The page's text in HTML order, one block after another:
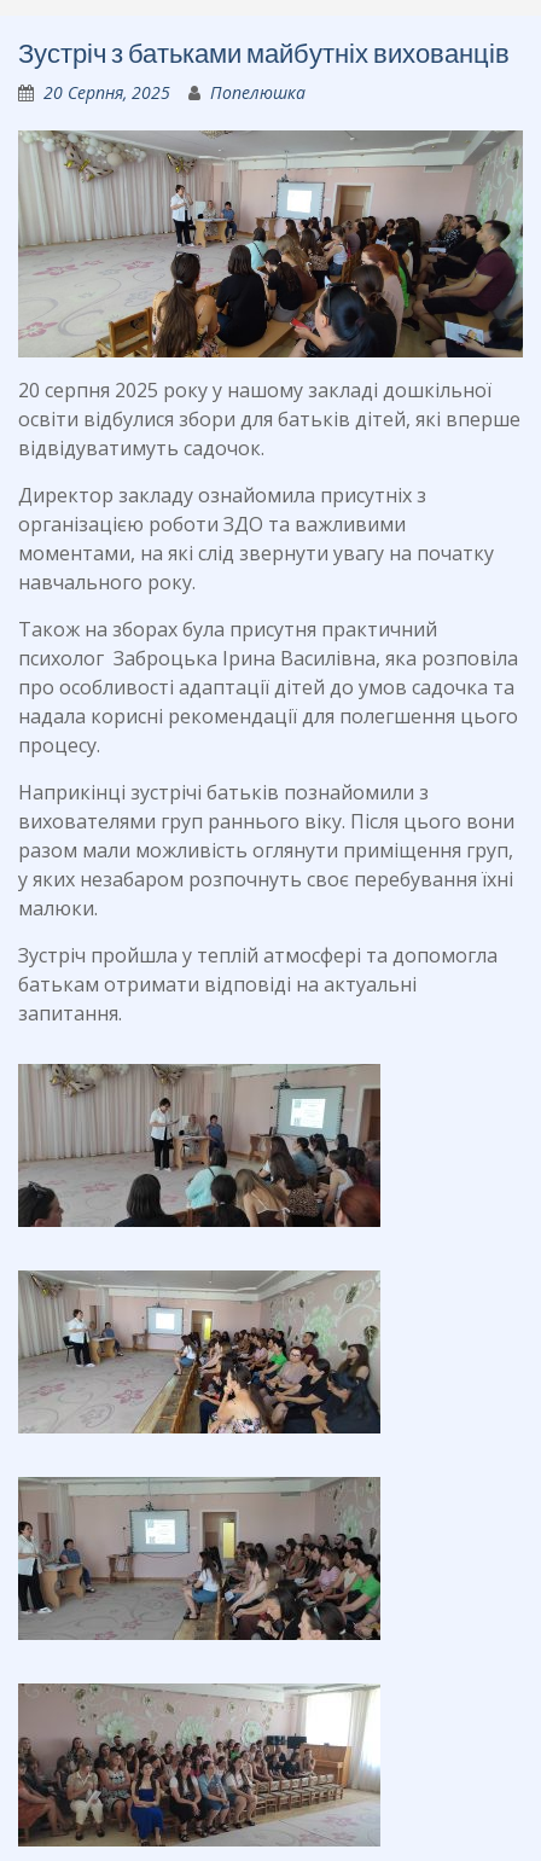
Зустріч з батьками майбутніх вихованців
20 Серпня, 2025 Попелюшка
20 серпня 2025 року у нашому закладі дошкільної
освіти відбулися збори для батьків дітей, які вперше
відвідуватимуть садочок.
Директор закладу ознайомила присутніх з
організацією роботи ЗДО та важливими
моментами, на які слід звернути увагу на початку
навчального року.
Також на зборах була присутня практичний
психолог Заброцька Ірина Василівна, яка розповіла
про особливості адаптації дітей до умов садочка та
надала корисні рекомендації для полегшення цього
процесу.
Наприкінці зустрічі батьків познайомили з
вихователями груп раннього віку. Після цього вони
разом мали можливість оглянути приміщення груп,
у яких незабаром розпочнуть своє перебування їхні
малюки.
Зустріч пройшла у теплій атмосфері та допомогла
батькам отримати відповіді на актуальні
запитання.